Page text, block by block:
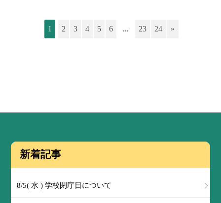
1 2 3 4 5 6 ... 23 24 »
新着記事
8/5( 水 ) 学校閉庁日について